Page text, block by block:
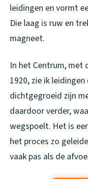
leidingen en vormt
Die laag is ruw en
magneet.
In het Centrum, met
1920, zie ik
dichtgegroeid zijn
daardoor verder,
wegspoelt. Het is
het proces zo
vaak pas als de